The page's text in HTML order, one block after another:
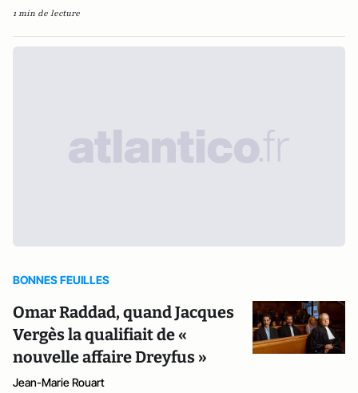
1 min de lecture
BONNES FEUILLES
Omar Raddad, quand Jacques
Vergès la qualifiait de «
nouvelle affaire Dreyfus »
Jean-Marie Rouart